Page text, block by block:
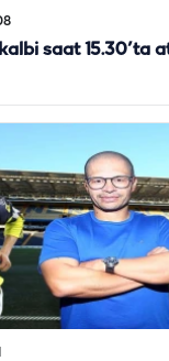
saat 15.30’ta